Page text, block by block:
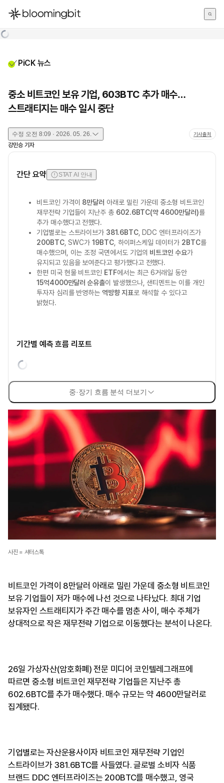
한국어
PiCK 뉴스
중소 비트코인 보유 기업, 603BTC 추가 매수…
스트래티지는 매수 일시 중단
수정 오전 8:09 · 2026. 05. 26. 기사출처
강민승 기자
간단 요약 STAT AI 안내
비트코인 가격이 8만달러 아래로 밀린 가운데 중소형 비트코인
재무전략 기업들이 지난주 총 602.6BTC(약 4600만달러)를
추가 매수했다고 전했다.
기업별로는 스트라이브가 381.6BTC, DDC 엔터프라이즈가
200BTC, SWC가19BTC, 하이퍼스케일 데이터가 2BTC를
매수했으며, 이는 조정 국면에서도 기업의 비트코인 수요가
유지되고 있음을 보여준다고 평가했다고 전했다.
한편 미국 현물 비트코인 ETF에서는 최근 6거래일 동안
15억4000만달러 순유출이 발생했으나, 샌티멘트는 이를 개인
투자자 심리를 반영하는역방향 지표로 해석할 수 있다고
밝혔다.
기간별 예측 흐름 리포트
중·장기 흐름 분석 더보기
사진 = 셔터스톡
비트코인 가격이 8만달러 아래로 밀린 가운데 중소형 비트코인
보유 기업들이 저가 매수에 나선 것으로 나타났다. 최대 기업
보유자인 스트래티지가 주간 매수를 멈춘 사이, 매수 주체가
상대적으로 작은 재무전략 기업으로 이동했다는 분석이 나온다.
26일 가상자산(암호화폐) 전문 미디어 코인텔레그래프에
따르면 중소형 비트코인 재무전략 기업들은 지난주 총
602.6BTC를 추가 매수했다. 매수 규모는 약 4600만달러로
집계됐다.
기업별로는 자산운용사이자 비트코인 재무전략 기업인
스트라이브가 381.6BTC를 사들였다. 글로벌 소비자 식품
브랜드 DDC 엔터프라이즈는 200BTC를 매수했고, 영국